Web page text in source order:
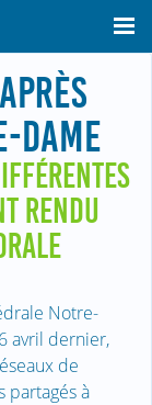
DAME
RENDU
Notre-
avril dernier,
de
partagés à